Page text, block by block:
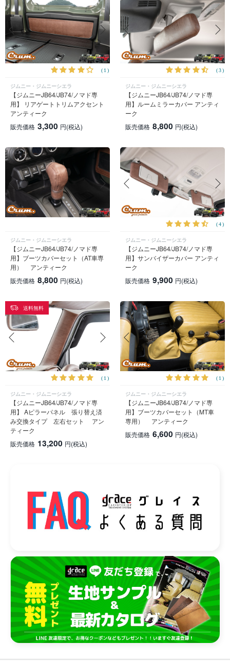
(1)
ジムニー・ジムニーシエラ
【ジムニーJB64/JB74/ノマド専
用】 リアゲートトリムアクセント
アンティーク
販売価格 3,300 円(税込)
(3)
ジムニー・ジムニーシエラ
【ジムニーJB64/JB74/ノマド専
用】ルームミラーカバー アンティ
ーク
販売価格 8,800 円(税込)
ジムニー・ジムニーシエラ
【ジムニーJB64/JB74/ノマド専
用】ブーツカバーセット（AT車専
用） アンティーク
販売価格 8,800 円(税込)
(4)
ジムニー・ジムニーシエラ
【ジムニーJB64/JB74/ノマド専
用】サンバイザーカバー アンティ
ーク
販売価格 9,900 円(税込)
送料無料
(1)
ジムニー・ジムニーシエラ
【ジムニーJB64/JB74/ノマド専
用】 Aピラーパネル 張り替え済
み交換タイプ 左右セット アン
ティーク
販売価格 13,200 円(税込)
(1)
ジムニー・ジムニーシエラ
【ジムニーJB64/JB74/ノマド専
用】ブーツカバーセット（MT車
専用） アンティーク
販売価格 6,600 円(税込)